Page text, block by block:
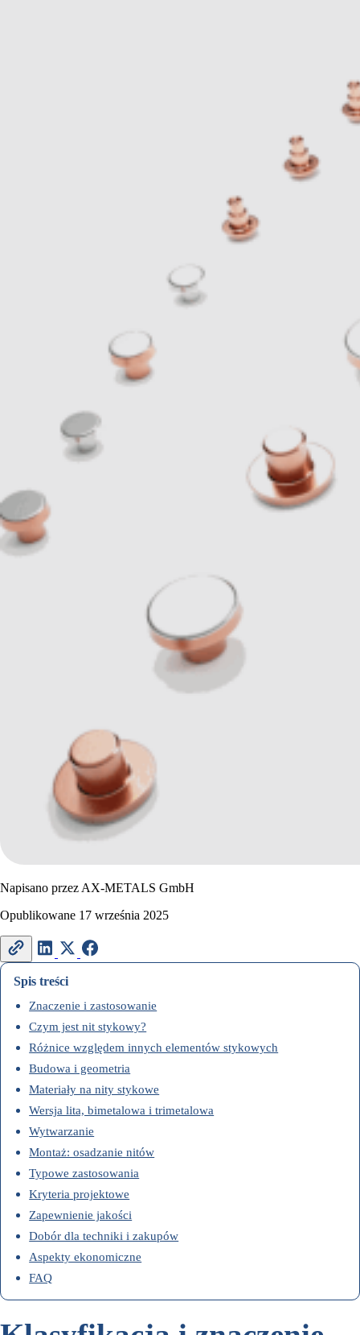
Napisano przez AX-METALS GmbH
Opublikowane 17 września 2025
Spis treści
Znaczenie i zastosowanie
Czym jest nit stykowy?
Różnice względem innych elementów stykowych
Budowa i geometria
Materiały na nity stykowe
Wersja lita, bimetalowa i trimetalowa
Wytwarzanie
Montaż: osadzanie nitów
Typowe zastosowania
Kryteria projektowe
Zapewnienie jakości
Dobór dla techniki i zakupów
Aspekty ekonomiczne
FAQ